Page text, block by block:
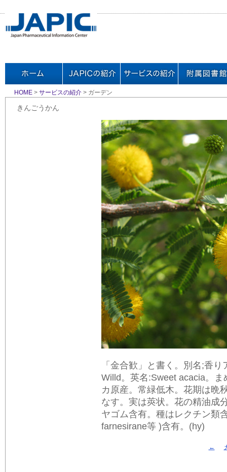
HOME > サービスの紹介 > ガーデン
きんごうかん
「金合歓」と書く。別名;香
Willd。英名:Sweet acacia。
カ原産。常緑低木。花期は晩
なす。実は莢状。花の精油成
ヤゴム含有。種はレクチン類
farnesirane等 )含有。(hy)
←